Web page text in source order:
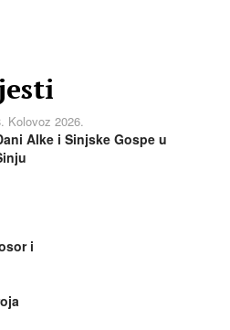
Kolovoz 2026.
Alke i Sinjske Gospe u
i